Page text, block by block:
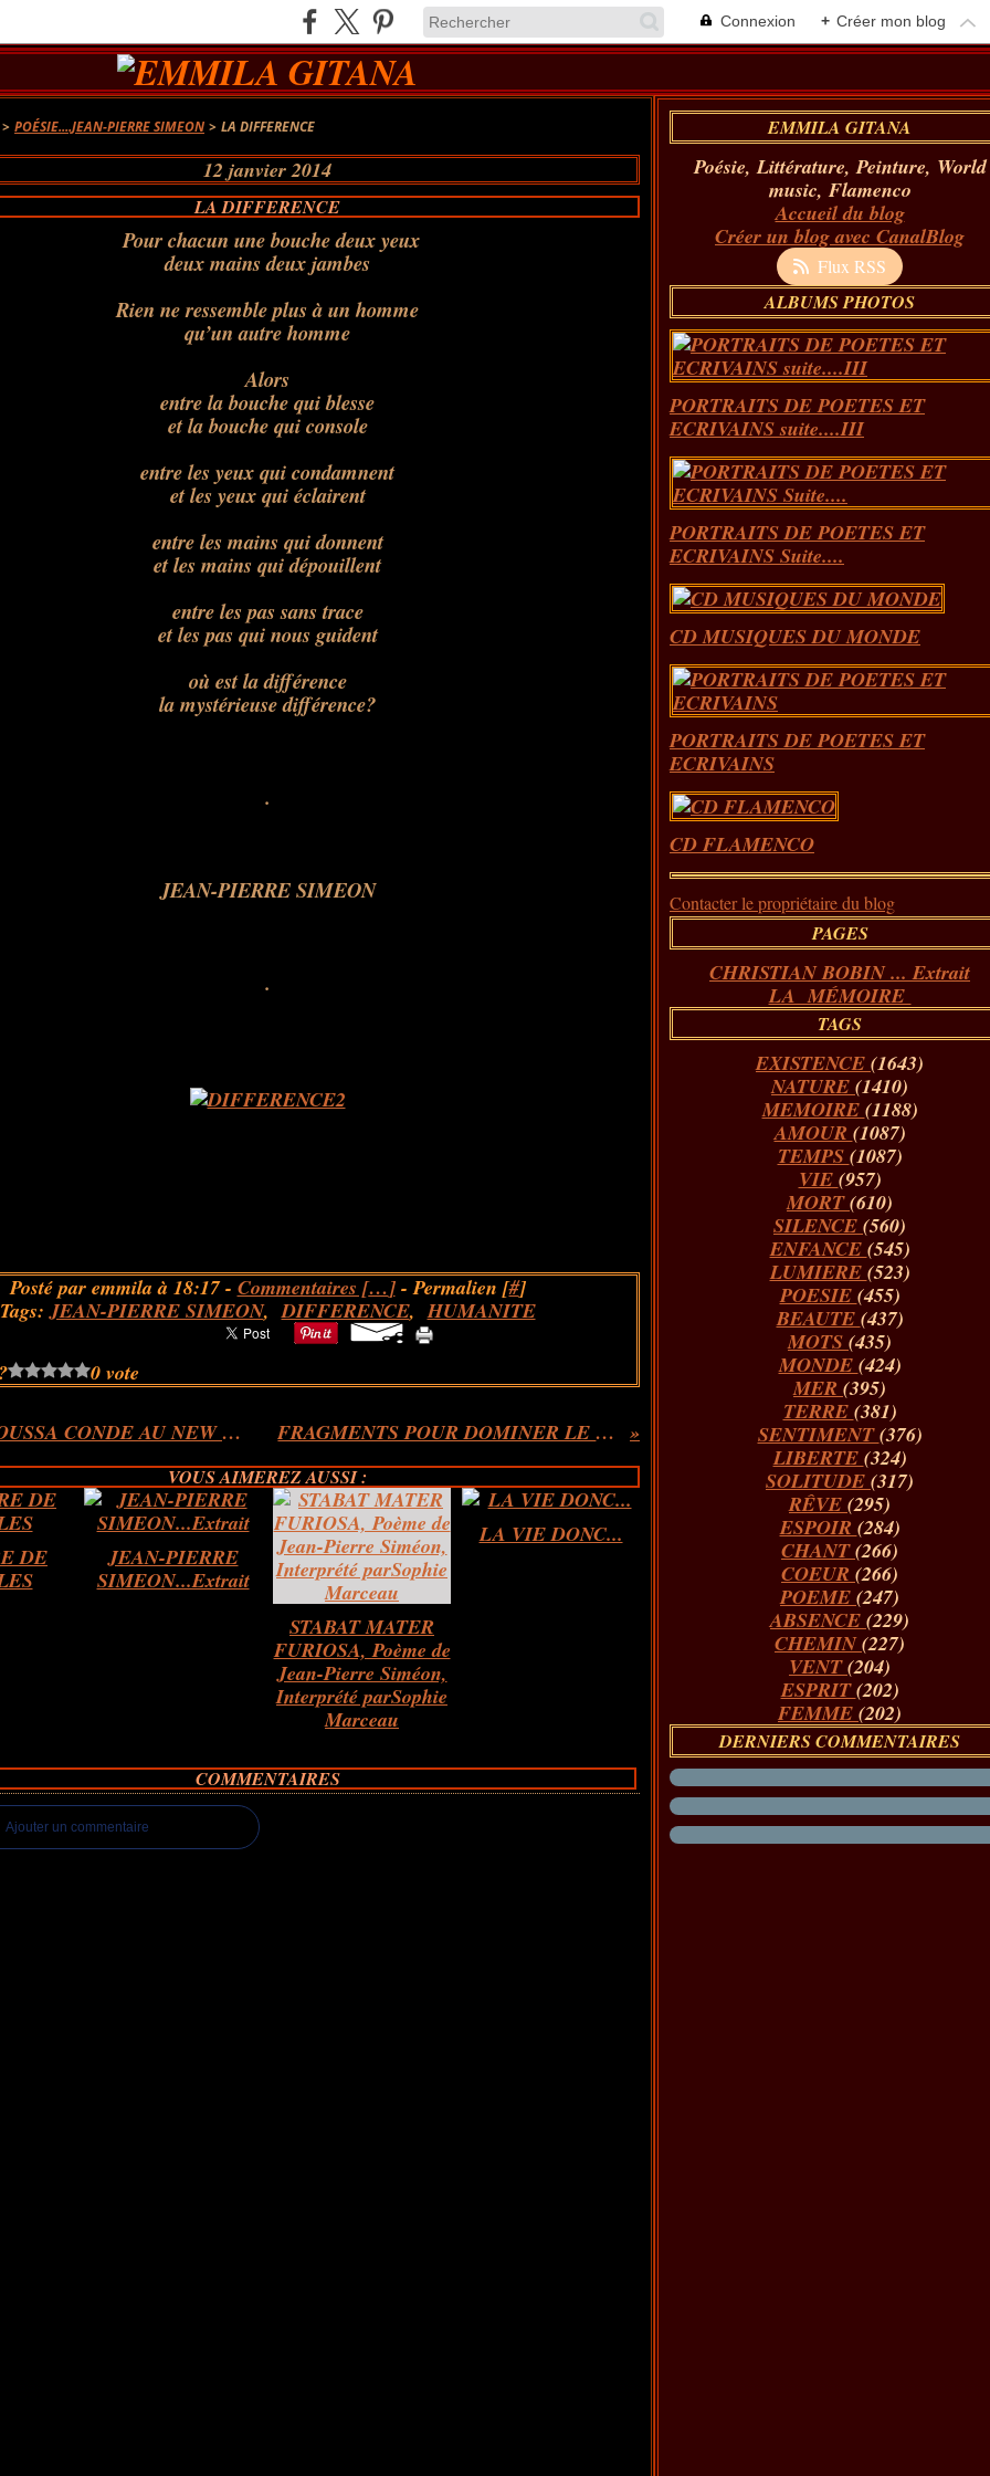
Connexion + Créer mon blog
> POÉSIE....JEAN-PIERRE SIMEON > LA DIFFERENCE
12 janvier 2014
LA DIFFERENCE
Pour chacun une bouche deux yeux
deux mains deux jambes
Rien ne ressemble plus à un homme
qu’un autre homme
Alors
entre la bouche qui blesse
et la bouche qui console
entre les yeux qui condamnent
et les yeux qui éclairent
entre les mains qui donnent
et les mains qui dépouillent
entre les pas sans trace
et les pas qui nous guident
où est la différence
la mystérieuse différence?
.
JEAN-PIERRE SIMEON
.
Posté par emmila à 18:17 - Commentaires […]- Permalien [#]
Tags:JEAN-PIERRE SIMEON,DIFFERENCE,HUMANITE
0 vote
DJELI MOUSSA CONDE AU NEW MORNING FRAGMENTS POUR DOMINER LE SILENCE
VOUS AIMEREZ AUSSI :
DE
JEAN-PIERRE
SIMEON...Extrait
STABAT MATER
FURIOSA, Poème de
Jean-Pierre Siméon,
Interprété parSophie
Marceau
LA VIE DONC...
COMMENTAIRES
Ajouter un commentaire
EMMILA GITANA
Poésie, Littérature, Peinture, World
music, Flamenco
Accueil du blog
Créer un blog avec CanalBlog
Flux RSS
ALBUMS PHOTOS
PORTRAITS DE POETES ET
ECRIVAINS suite....III
PORTRAITS DE POETES ET
ECRIVAINS Suite....
CD MUSIQUES DU MONDE
PORTRAITS DE POETES ET
ECRIVAINS
CD FLAMENCO
Contacter le propriétaire du blog
PAGES
CHRISTIAN BOBIN ... Extrait
LA MÉMOIRE
TAGS
EXISTENCE (1643)
NATURE (1410)
MEMOIRE (1188)
AMOUR (1087)
TEMPS (1087)
VIE (957)
MORT(610)
SILENCE (560)
ENFANCE (545)
LUMIERE (523)
POESIE (455)
BEAUTE (437)
MOTS (435)
MONDE (424)
MER (395)
TERRE (381)
SENTIMENT(376)
LIBERTE (324)
SOLITUDE (317)
RÊVE (295)
ESPOIR (284)
CHANT(266)
COEUR (266)
POEME (247)
ABSENCE (229)
CHEMIN(227)
VENT(204)
ESPRIT(202)
FEMME (202)
DERNIERS COMMENTAIRES